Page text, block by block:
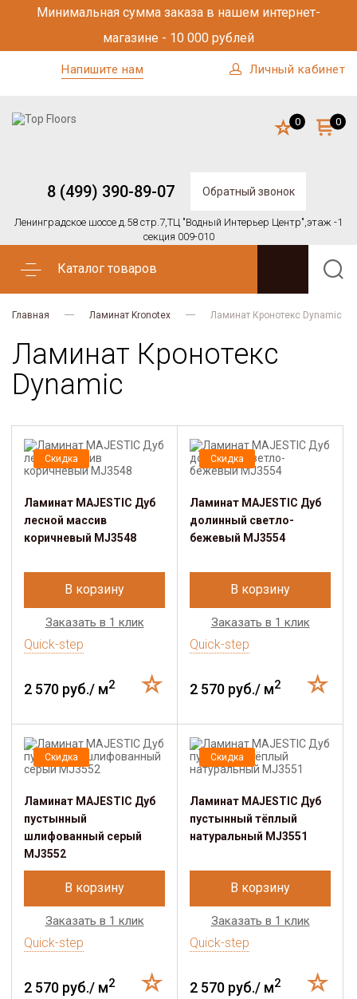
Минимальная сумма заказа в нашем интернет-
магазине - 10 000 рублей
Напишите нам Личный кабинет
8 (499) 390-89-07 Обратный звонок
Ленинградское шоссе д.58 стр.7,ТЦ "Водный Интерьер Центр",этаж -1
секция 009-010
0 0
Каталог товаров
Главная Ламинат Kronotex Ламинат Кронотекс Dynamic
Ламинат Кронотекс
Dynamic
Скидка
Ламинат MAJESTIC Дуб
лесной массив
коричневый MJ3548
В корзину
Заказать в 1 клик
Quick-step
2 570 руб./ м2
Скидка
Ламинат MAJESTIC Дуб
долинный светло-
бежевый MJ3554
В корзину
Заказать в 1 клик
Quick-step
2 570 руб./ м2
Скидка
Ламинат MAJESTIC Дуб
пустынный
шлифованный серый
MJ3552
В корзину
Заказать в 1 клик
Quick-step
2 570 руб./ м2
Скидка
Ламинат MAJESTIC Дуб
пустынный тёплый
натуральный MJ3551
В корзину
Заказать в 1 клик
Quick-step
2 570 руб./ м2